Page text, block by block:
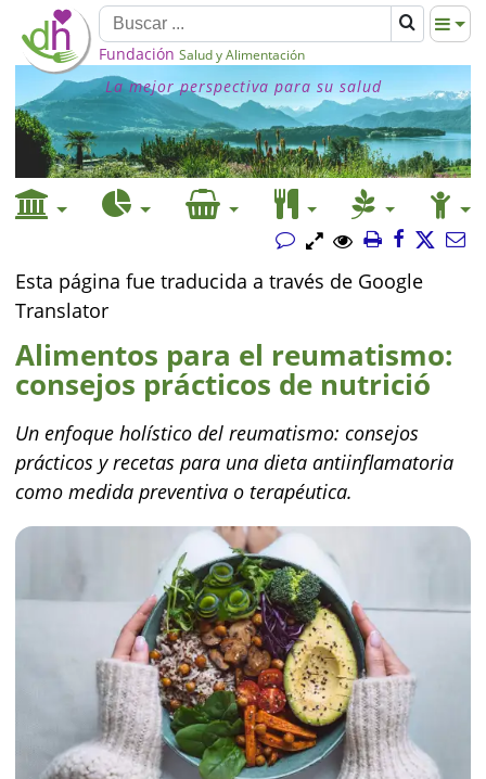
Fundación Salud y Alimentación
La mejor perspectiva para su salud
Esta página fue traducida a través de Google
Translator
Alimentos para el reumatismo:
consejos prácticos de nutrició
Un enfoque holístico del reumatismo: consejos
prácticos y recetas para una dieta antiinflamatoria
como medida preventiva o terapéutica.